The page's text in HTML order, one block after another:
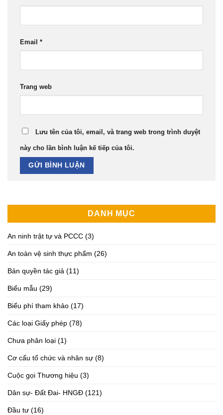
Email *
Trang web
Lưu tên của tôi, email, và trang web trong trình duyệt
này cho lần bình luận kế tiếp của tôi.
DANH MỤC
An ninh trật tự và PCCC (3)
An toàn vệ sinh thực phẩm (26)
Bản quyền tác giả (11)
Biểu mẫu (29)
Biểu phí tham khảo (17)
Các loại Giấy phép (78)
Chưa phân loại (1)
Cơ cấu tổ chức và nhân sự (8)
Cuộc gọi Thương hiệu (3)
Dân sự- Đất Đai- HNGĐ (121)
Đầu tư (16)